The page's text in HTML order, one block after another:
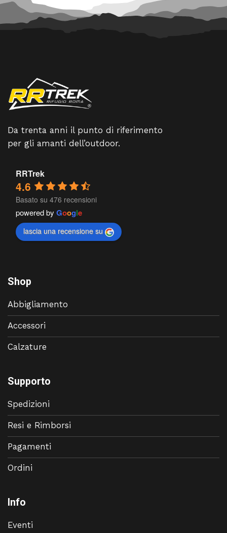
Da trenta anni il punto di riferimento
per gli amanti dell’outdoor.
RRTrek
4.6
Basato su 476 recensioni
powered by Google
lascia una recensione su
Shop
Abbigliamento
Accessori
Calzature
Supporto
Spedizioni
Resi e Rimborsi
Pagamenti
Ordini
Info
Eventi